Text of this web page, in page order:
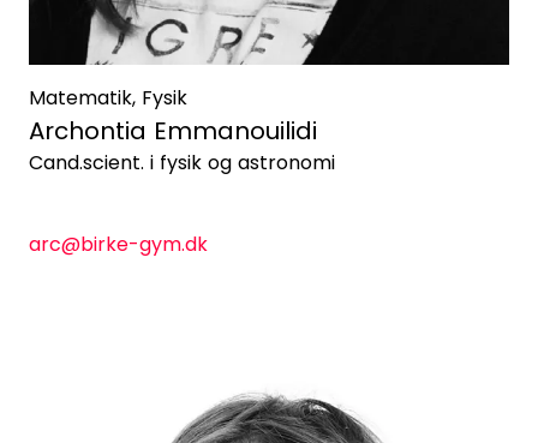
Matematik, Fysik
Archontia Emmanouilidi
Cand.scient. i fysik og astronomi
arc@birke-gym.dk